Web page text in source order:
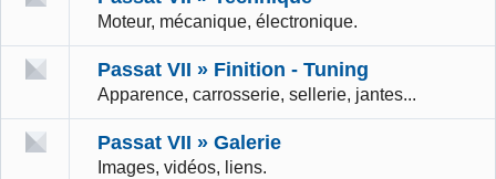
Moteur, mécanique, électronique.
Passat VII » Finition - Tuning
Apparence, carrosserie, sellerie, jantes...
Passat VII » Galerie
Images, vidéos, liens.